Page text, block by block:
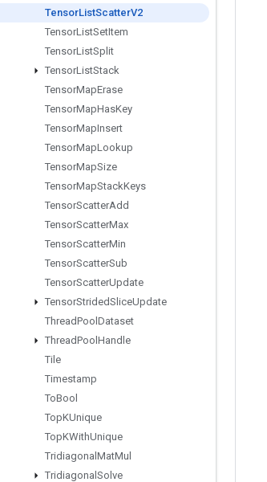
TensorListScatterV2
TensorListSetItem
TensorListSplit
TensorListStack
TensorMapErase
TensorMapHasKey
TensorMapInsert
TensorMapLookup
TensorMapSize
TensorMapStackKeys
TensorScatterAdd
TensorScatterMax
TensorScatterMin
TensorScatterSub
TensorScatterUpdate
TensorStridedSliceUpdate
ThreadPool Dataset
ThreadPool Handle
Tile
Timestamp
ToBool
TopKUnique
TopKWithUnique
Tridiagonal MatMul
Tridiagonal Solve